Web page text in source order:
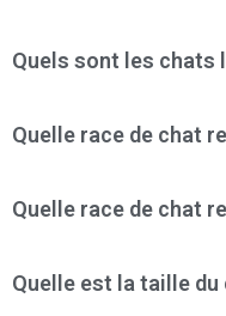
Quels sont les chats
Quelle race de chat
Quelle race de chat
Quelle est la taille du